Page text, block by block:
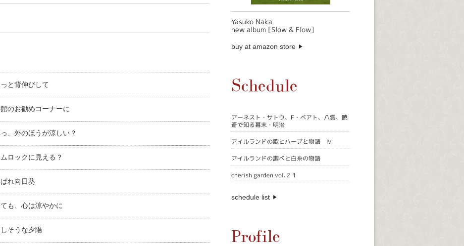
と背伸びして
のお勧めコーナーに
、外のほうが涼しい？
ロックに見える？
れ向日葵
も、心は涼やかに
そうな夕陽
Yasuko Naka
new album [Slow & Flow]
buy at amazon store
Schedule
アーネスト・サトウ、F・ベアト、八雲、暁
斎で知る幕末・明治
アイルランドの歌とハープと物語 Ⅳ
アイルランドの調べと白糸の物語
cherish garden vol.２１
schedule list
Profile